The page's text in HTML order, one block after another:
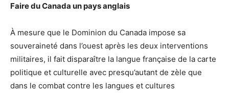
Faire du Canada un pays anglais
À mesure que le Dominion du Canada impose sa
souveraineté dans l’ouest après les deux interventions
militaires, il fait disparaître la langue française de la carte
politique et culturelle avec presqu’autant de zèle que
dans le combat contre les langues et cultures